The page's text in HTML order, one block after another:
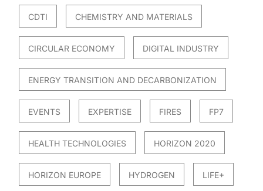
CDTI CHEMISTRY AND MATERIALS
CIRCULAR ECONOMY DIGITAL INDUSTRY
ENERGY TRANSITION AND DECARBONIZATION
EVENTS EXPERTISE FIRES FP7
HEALTH TECHNOLOGIES HORIZON 2020
HORIZON EUROPE HYDROGEN LIFE+